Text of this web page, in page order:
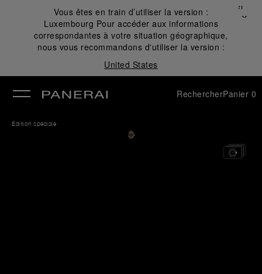
Vous êtes en train d’utiliser la version :
Luxembourg Pour accéder aux informations
correspondantes à votre situation géographique,
nous vous recommandons d'utiliser la version :
United States
Fermer
✕
RechercherPanier 0
Édition spéciale